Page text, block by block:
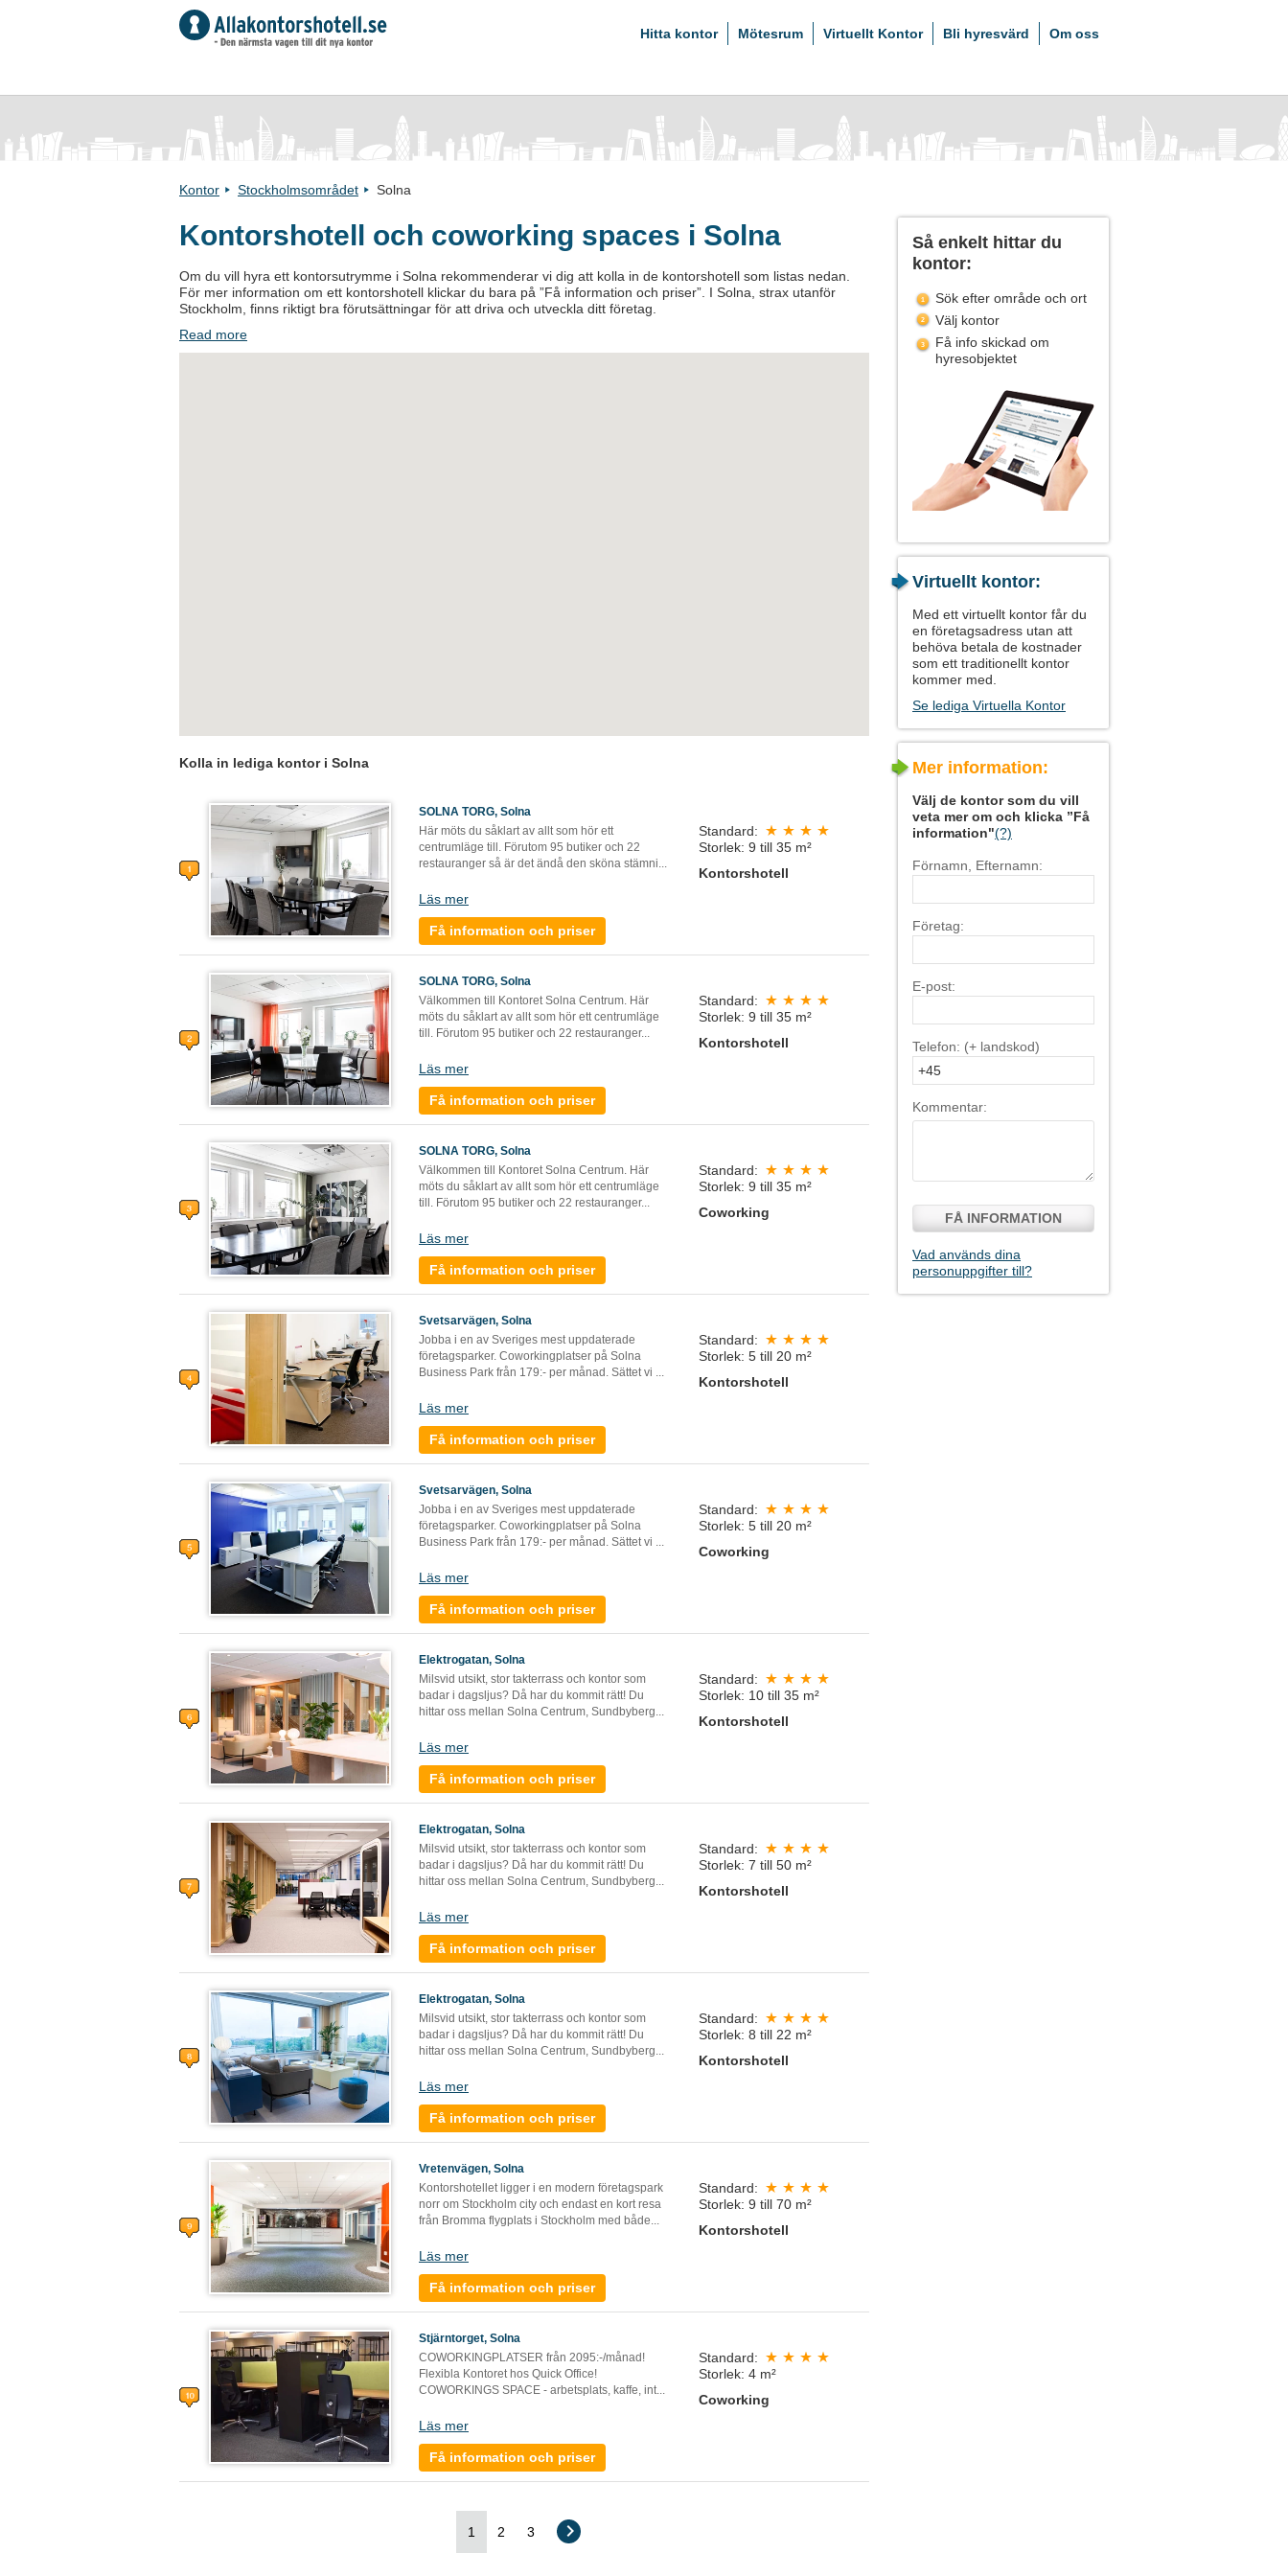
Hitta kontor Mötesrum Virtuellt Kontor Bli hyresvärd Om oss
Kontor Stockholmsområdet Solna
Kontorshotell och coworking spaces i Solna
Om du vill hyra ett kontorsutrymme i Solna rekommenderar vi dig att kolla in de kontorshotell som listas nedan.
För mer information om ett kontorshotell klickar du bara på ”Få information och priser”. I Solna, strax utanför
Stockholm, finns riktigt bra förutsättningar för att driva och utveckla ditt företag.
Read more
Kolla in lediga kontor i Solna
SOLNA TORG, Solna
Här möts du såklart av allt som hör ett
centrumläge till. Förutom 95 butiker och 22
restauranger så är det ändå den sköna stämni...
Läs mer
Få information och priser
Standard:
Storlek: 9 till 35 m²
Kontorshotell
SOLNA TORG, Solna
Välkommen till Kontoret Solna Centrum. Här
möts du såklart av allt som hör ett centrumläge
till. Förutom 95 butiker och 22 restauranger...
Läs mer
Få information och priser
Standard:
Storlek: 9 till 35 m²
Kontorshotell
SOLNA TORG, Solna
Välkommen till Kontoret Solna Centrum. Här
möts du såklart av allt som hör ett centrumläge
till. Förutom 95 butiker och 22 restauranger...
Läs mer
Få information och priser
Standard:
Storlek: 9 till 35 m²
Coworking
Svetsarvägen, Solna
Jobba i en av Sveriges mest uppdaterade
företagsparker. Coworkingplatser på Solna
Business Park från 179:- per månad. Sättet vi ...
Läs mer
Få information och priser
Standard:
Storlek: 5 till 20 m²
Kontorshotell
Svetsarvägen, Solna
Jobba i en av Sveriges mest uppdaterade
företagsparker. Coworkingplatser på Solna
Business Park från 179:- per månad. Sättet vi ...
Läs mer
Få information och priser
Standard:
Storlek: 5 till 20 m²
Coworking
Elektrogatan, Solna
Milsvid utsikt, stor takterrass och kontor som
badar i dagsljus? Då har du kommit rätt! Du
hittar oss mellan Solna Centrum, Sundbyberg...
Läs mer
Få information och priser
Standard:
Storlek: 10 till 35 m²
Kontorshotell
Elektrogatan, Solna
Milsvid utsikt, stor takterrass och kontor som
badar i dagsljus? Då har du kommit rätt! Du
hittar oss mellan Solna Centrum, Sundbyberg...
Läs mer
Få information och priser
Standard:
Storlek: 7 till 50 m²
Kontorshotell
Elektrogatan, Solna
Milsvid utsikt, stor takterrass och kontor som
badar i dagsljus? Då har du kommit rätt! Du
hittar oss mellan Solna Centrum, Sundbyberg...
Läs mer
Få information och priser
Standard:
Storlek: 8 till 22 m²
Kontorshotell
Vretenvägen, Solna
Kontorshotellet ligger i en modern företagspark
norr om Stockholm city och endast en kort resa
från Bromma flygplats i Stockholm med både...
Läs mer
Få information och priser
Standard:
Storlek: 9 till 70 m²
Kontorshotell
Stjärntorget, Solna
COWORKINGPLATSER från 2095:-/månad!
Flexibla Kontoret hos Quick Office!
COWORKINGS SPACE - arbetsplats, kaffe, int...
Läs mer
Få information och priser
Standard:
Storlek: 4 m²
Coworking
1 2 3
Så enkelt hittar du
kontor:
Sök efter område och ort
Välj kontor
Få info skickad om
hyresobjektet
Virtuellt kontor:
Med ett virtuellt kontor får du
en företagsadress utan att
behöva betala de kostnader
som ett traditionellt kontor
kommer med.
Se lediga Virtuella Kontor
Mer information:
Välj de kontor som du vill
veta mer om och klicka ”Få
information"(?)
Förnamn, Efternamn:
Företag:
E-post:
Telefon: (+ landskod)
Kommentar:
FÅ INFORMATION
Vad används dina
personuppgifter till?